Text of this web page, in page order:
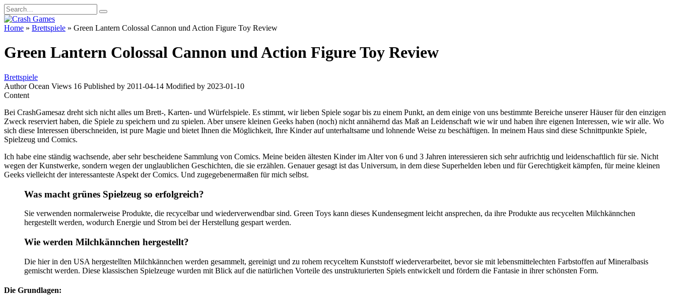
Skip
to
content
Search
for:
Home » Brettspiele » Green Lantern Colossal Cannon und Action Figure Toy Review
Green Lantern Colossal Cannon und Action Figure Toy Review
Brettspiele
Author Ocean Views 16 Published by 2011-04-14 Modified by 2023-01-10
Content
Bei CrashGamesaz dreht sich nicht alles um Brett-, Karten- und Würfelspiele. Es stimmt, wir lieben Spiele sogar bis zu einem Punkt, an dem einige von uns bestimmte Bereiche unserer Häuser für den einzigen
Zweck reserviert haben, die Spiele zu speichern und zu spielen. Aber unsere kleinen Geeks haben (noch) nicht annähernd das Maß an Leidenschaft wie wir und haben ihre eigenen Interessen, wie wir alle. Wo
sich diese Interessen überschneiden, ist pure Magie und bietet Ihnen die Möglichkeit, Ihre Kinder auf unterhaltsame und lohnende Weise zu beschäftigen. In meinem Haus sind diese Schnittpunkte Spiele,
Spielzeug und Comics.
Ich habe eine ständig wachsende, aber sehr bescheidene Sammlung von Comics. Meine beiden ältesten Kinder im Alter von 6 und 3 Jahren interessieren sich sehr aufrichtig und leidenschaftlich für sie. Nicht
wegen der Kunstwerke, sondern wegen der unglaublichen Geschichten, die sie erzählen. Genauer gesagt ist das Universum, in dem diese Superhelden leben und für Gerechtigkeit kämpfen, für meine kleinen
Geeks vielleicht der interessanteste Aspekt der Comics. Und zugegebenermaßen für mich selbst.
Was macht grünes Spielzeug so erfolgreich?
Sie verwenden normalerweise Produkte, die recycelbar und wiederverwendbar sind. Green Toys kann dieses Kundensegment leicht ansprechen, da ihre Produkte aus recycelten Milchkännchen
hergestellt werden, wodurch Energie und Strom bei der Herstellung gespart werden.
Wie werden Milchkännchen hergestellt?
Die hier in den USA hergestellten Milchkännchen werden gesammelt, gereinigt und zu rohem recyceltem Kunststoff wiederverarbeitet, bevor sie mit lebensmittelechten Farbstoffen auf Mineralbasis
gemischt werden. Diese klassischen Spielzeuge wurden mit Blick auf die natürlichen Vorteile des unstrukturierten Spiels entwickelt und fördern die Fantasie in ihrer schönsten Form.
Die Grundlagen: